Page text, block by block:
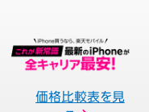
価格比較表を見